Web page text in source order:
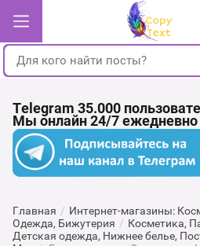
Telegram 35.000
Мы онлайн 24/7 ежедневно
Главная / Интернет-магазины:
Одежда, Бижутерия / Косметика,
Детская одежда, Нижнее белье,